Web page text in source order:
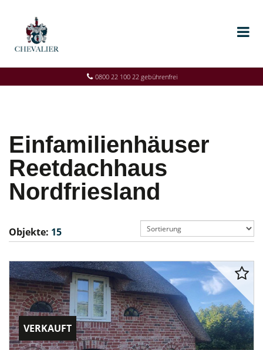
0800 22 100 22 gebührenfrei
Einfamilienhäuser
Reetdachhaus
Nordfriesland
Objekte: 15
VERKAUFT